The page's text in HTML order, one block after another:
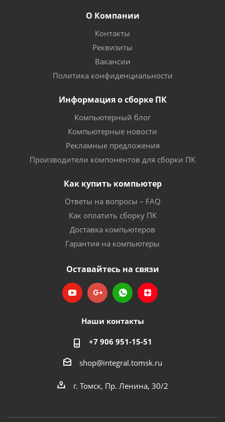
О Компании
Контакты
Реквизиты
Вакансии
Политика конфиденциальности
Информация о сборке ПК
Компьютерный блог
Компьютерные новости
Рекламные предложения
Производители компонентов для сборки ПК
Как купить компьютер
Ответы на вопросы – FAQ
Как оплатить сборку ПК
Доставка компьютеров
Гарантия на компьютеры
Оставайтесь на связи
Наши контакты
+7 906 951-15-51
shop@integral.tomsk.ru
г. Томск, Пр. Ленина, 30/2